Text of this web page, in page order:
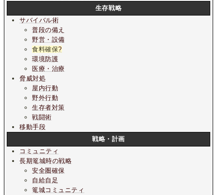
生存戦略
サバイバル術
普段の備え
野営・設備
食料確保?
環境防護
医療・治療
脅威対処
屋内行動
野外行動
生存者対策
戦闘術
移動手段
戦略・計画
コミュニティ
長期篭城時の戦略
安全圏確保
自給自足
篭城コミュニティ